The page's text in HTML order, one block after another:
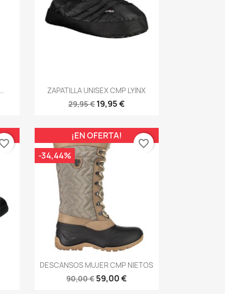
Vista rápida
ZAPATILLA UNISEX CMP LYINX
29,95 €19,95 €
Vista rápida
DESCANSOS MUJER CMP NIETOS
90,00 €59,00 €
¡EN OFERTA!
-34,44%
favorite_border